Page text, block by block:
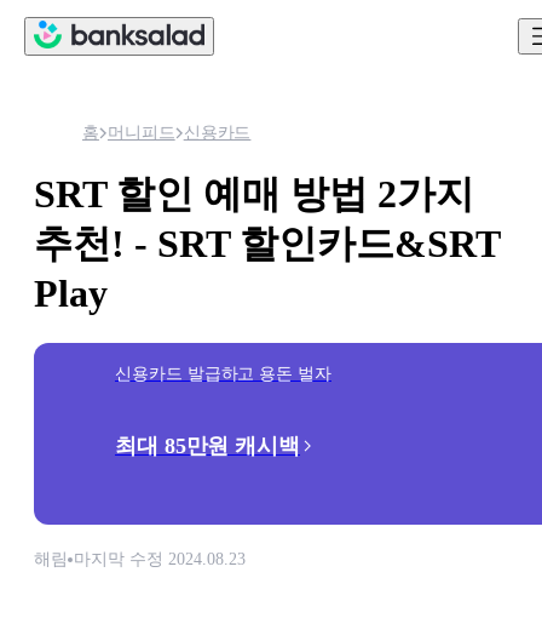
홈 머니피드 신용카드
SRT 할인 예매 방법 2가지
추천! - SRT 할인카드&SRT
Play
신용카드 발급하고 용돈 벌자
최대 85만원 캐시백
해림 마지막 수정 2024.08.23